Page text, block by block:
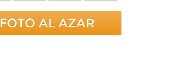
FOTO AL AZAR